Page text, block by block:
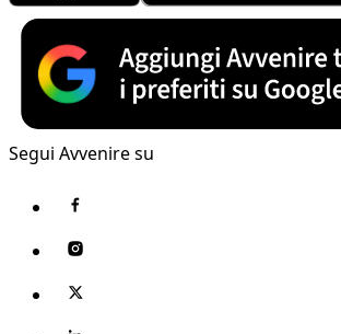
Segui Avvenire su